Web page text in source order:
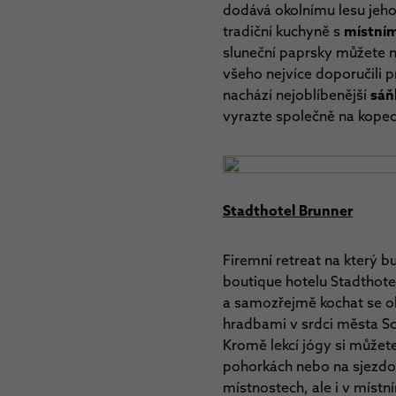
dodává okolnímu lesu
tradiční kuchyně s
sluneční paprsky můžete
všeho nejvíce doporučili
nachází nejoblíbenější
vyrazte společně na
Stadthotel Brunner
Firemní retreat na který
boutique hotelu
a samozřejmě kochat se
hradbami v srdci města
Kromě lekcí jógy si
pohorkách nebo na
místnostech, ale i v